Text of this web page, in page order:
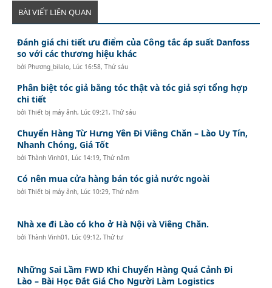
BÀI VIẾT LIÊN QUAN
Đánh giá chi tiết ưu điểm của Công tắc áp suất Danfoss
so với các thương hiệu khác
bởi Phương_bilalo, Lúc 16:58, Thứ sáu
Phân biệt tóc giả bằng tóc thật và tóc giả sợi tổng hợp
chi tiết
bởiThiết bị máy ảnh, Lúc 09:21, Thứ sáu
Chuyển Hàng Từ Hưng Yên Đi Viêng Chăn – Lào Uy Tín,
Nhanh Chóng, Giá Tốt
bởiThành Vinh01, Lúc 14:19, Thứ năm
Có nên mua cửa hàng bán tóc giả nước ngoài
bởiThiết bị máy ảnh, Lúc 10:29, Thứ năm
Nhà xe đi Lào có kho ở Hà Nội và Viêng Chăn.
bởiThành Vinh01, Lúc 09:12, Thứ tư
Những Sai Lầm FWD Khi Chuyển Hàng Quá Cảnh Đi
Lào – Bài Học Đắt Giá Cho Người Làm Logistics